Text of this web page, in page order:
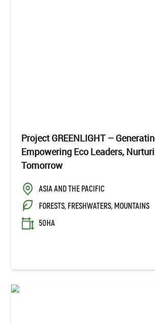
Project GREENLIGHT –
Empowering Eco Leaders,
Tomorrow
ASIA AND THE PACIFIC
FORESTS, FRESHWATERS, MOUNTAINS
50HA